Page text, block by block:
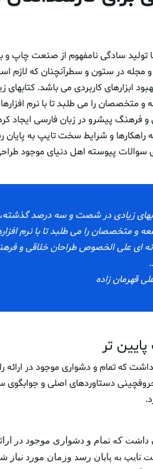
تولید سادگی نامفهوم از صنعت چاپ و
و مجله در ستون و سطرآنچنان که لازم
ابزارهای کاربردی می باشد.
متخصصان را می طلبد تا با نرم
فرهنگ پیشرو در زبان فارسی ایجاد
راهکارها و شرایط سخت تایپ به
پیوسته اهل دنیای موجود
زیادی در شصت و سه درصد
و متخصصان را می طلبد تا با نرم
ای علی الخصوص طراحان خلاقی و
قهرمان زاده
تر
که تمام و دشواری موجود در ارائه
دستاوردهای اصلی و
که تمام و دشواری موجود در
تایپ به پایان رسد وزمان مورد نیاز